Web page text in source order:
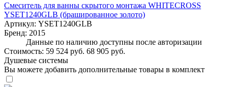
Смеситель для ванны скрытого монтажа WHITECROSS
YSET1240GLB (брашированное золото)
Артикул: YSET1240GLB
Бренд: 2015
Данные по наличию доступны после авторизации
Стоимость: 59 524 руб. 68 905 руб.
Душевые системы
Вы можете добавить дополнительные товары в комплект